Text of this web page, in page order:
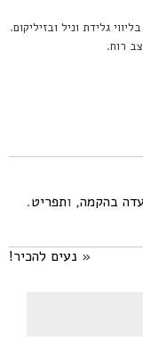
גלידת וניל ובזיליקום.
רוח.
בהקמה, ותפריט.
« נעים להכיר!